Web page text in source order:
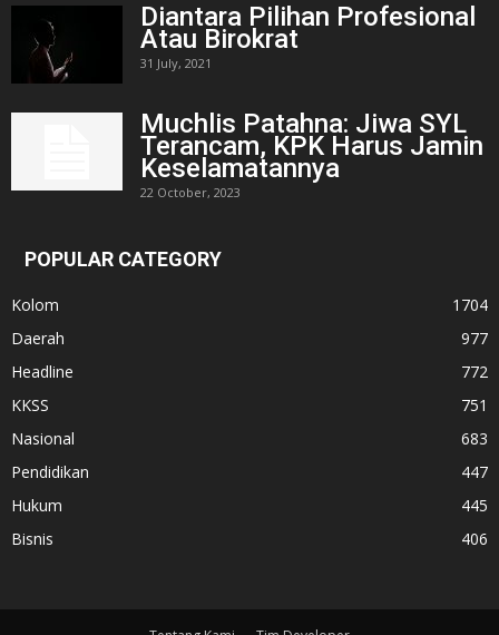
Diantara Pilihan Profesional
Atau Birokrat
31 July, 2021
Muchlis Patahna: Jiwa SYL
Terancam, KPK Harus Jamin
Keselamatannya
22 October, 2023
POPULAR CATEGORY
Kolom
1704
Daerah
977
Headline
772
KKSS
751
Nasional
683
Pendidikan
447
Hukum
445
Bisnis
406